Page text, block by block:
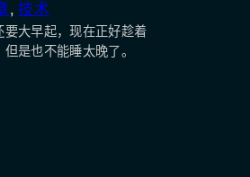
, 技术
大早起，现在正好趁着
是也不能睡太晚了。